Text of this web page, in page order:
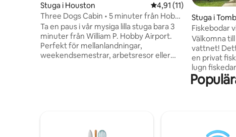
Stuga i Houston 4,91 av 5 i
4,91 (11)
Three Dogs Cabin • 5 minuter från Hobby
flygplats
Ta en paus i vår mysiga lilla stuga bara 3
minuter från William P. Hobby Airport.
Perfekt för mellanlandningar,
weekendsemestrar, arbetsresor eller
utrymme för avkoppling. Hundar är
Stuga i
Fiskebodar
Välkomna
vattnet!
en privat
lugn
kö och
med vårt